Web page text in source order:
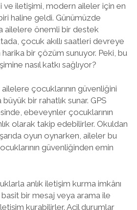
ve iletişimi, modern aileler için en
haline geldi. Günümüzde
ailelere önemli bir destek
çocuk akıllı saatleri devreye
bir çözüm sunuyor. Peki, bu
nasıl katkı sağlıyor?
ailelere çocuklarının güvenliğini
bir rahatlık sunar. GPS
ebeveynler çocuklarının
olarak takip edebilirler. Okuldan
oyun oynarken, aileler bu
güvenliğinden emin
anlık iletişim kurma imkânı
bir mesaj veya arama ile
kurabilirler. Acil durumlar